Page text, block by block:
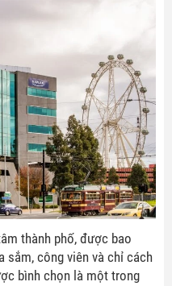
thành phố, được bao
sắm, công viên và chỉ cách
bình chọn là một trong